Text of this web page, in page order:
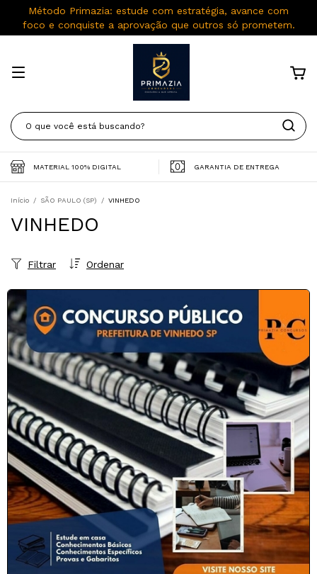
Método Primazia: estude com estratégia, avance com
foco e conquiste a aprovação que outros só prometem.
MATERIAL 100% DIGITAL GARANTIA DE ENTREGA
Início / SÃO PAULO (SP) / VINHEDO
VINHEDO
Ordenar
Filtrar